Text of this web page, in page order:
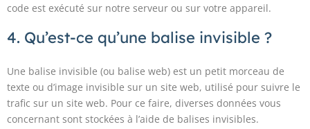
code est exécuté sur notre serveur ou sur votre appareil.
4. Qu’est-ce qu’une balise invisible ?
Une balise invisible (ou balise web) est un petit morceau de
texte ou d’image invisible sur un site web, utilisé pour suivre le
trafic sur un site web. Pour ce faire, diverses données vous
concernant sont stockées à l’aide de balises invisibles.